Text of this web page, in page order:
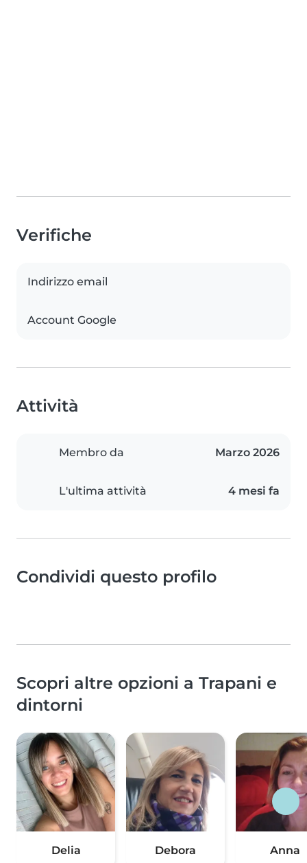
Verifiche
Indirizzo email
Account Google
Attività
Membro da Marzo 2026
L'ultima attività 4 mesi fa
Condividi questo profilo
Scopri altre opzioni a Trapani e
dintorni
Delia Debora Anna